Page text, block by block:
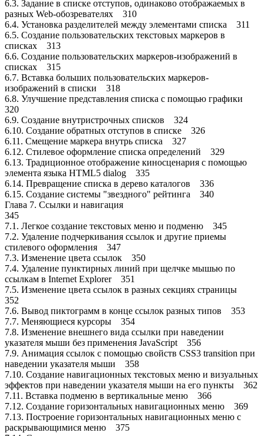
6.3. Задание в списке отступов, одинаково отображаемых в
разных Web-обозревателях 310
6.4. Установка разделителей между элементами списка 311
6.5. Создание пользовательских текстовых маркеров в
списках 313
6.6. Создание пользовательских маркеров-изображений в
списках 315
6.7. Вставка больших пользовательских маркеров-
изображений в списки 318
6.8. Улучшение представления списка с помощью графики
320
6.9. Создание внутристрочных списков 324
6.10. Создание обратных отступов в списке 326
6.11. Смещение маркера внутрь списка 327
6.12. Стилевое оформление списка определений 329
6.13. Традиционное отображение киносценария с помощью
элемента языка HTML5 dialog 335
6.14. Превращение списка в дерево каталогов 336
6.15. Создание системы "звездного" рейтинга 340
Глава 7. Ссылки и навигация
345
7.1. Легкое создание текстовых меню и подменю 345
7.2. Удаление подчеркивания ссылок и другие приемы
стилевого оформления 347
7.3. Изменение цвета ссылок 350
7.4. Удаление пунктирных линий при щелчке мышью по
ссылкам в Internet Explorer 351
7.5. Изменение цвета ссылок в разных секциях страницы
352
7.6. Вывод пиктограмм в конце ссылок разных типов 353
7.7. Меняющиеся курсоры 354
7.8. Изменение внешнего вида ссылки при наведении
указателя мыши без применения JavaScript 356
7.9. Анимация ссылок с помощью свойств CSS3 transition при
наведении указателя мыши 358
7.10. Создание навигационных текстовых меню и визуальных
эффектов при наведении указателя мыши на его пункты 362
7.11. Вставка подменю в вертикальные меню 366
7.12. Создание горизонтальных навигационных меню 369
7.13. Построение горизонтальных навигационных меню с
раскрывающимися меню 375